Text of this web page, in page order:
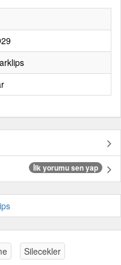
İlk yorumu sen yap
Silecekler